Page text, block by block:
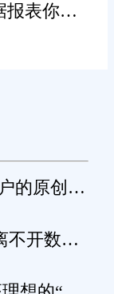
报表你都
的原创小
不开数字